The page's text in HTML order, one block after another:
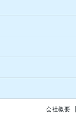
会社概要